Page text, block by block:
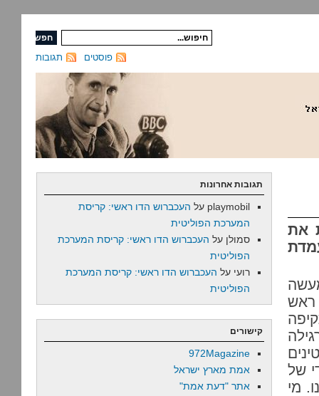
תגובות פוסטים
את
ראש
של
מי
תגובות אחרונות
playmobil על העכברוש הדו ראשי: קריסת
המערכת הפוליטית
סמולן על העכברוש הדו ראשי: קריסת המערכת
הפוליטית
רועי על העכברוש הדו ראשי: קריסת המערכת
הפוליטית
קישורים
972Magazine
אמת מארץ ישראל
אתר "דעת אמת"